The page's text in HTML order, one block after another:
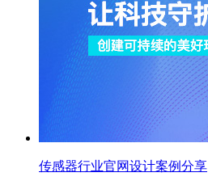
传感器行业官网设计案例分享